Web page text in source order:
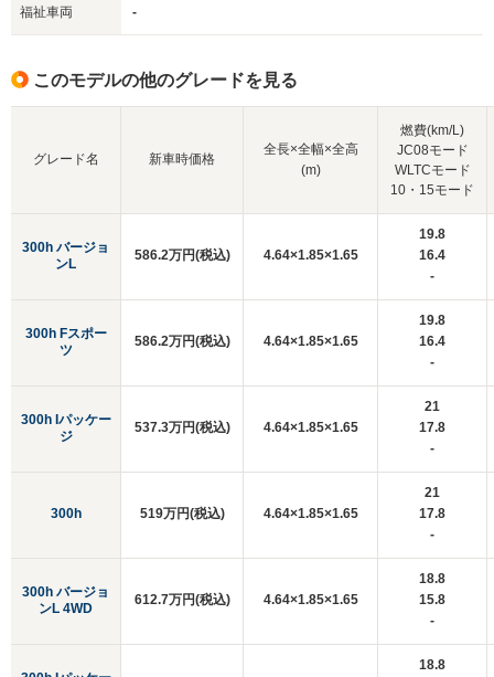
福祉車両 -
このモデルの他のグレードを見る
グレード名
300h バージョ
ンL
300h Fスポー
ツ
300h Iパッケー
ジ
300h
300h バージョ
ンL 4WD
新車時価格
全長×全幅×全高
(m)
燃費(km/L)
JC08モード
WLTCモード
10・15モード
586.2万円(税込) 4.64×1.85×1.65
19.8
16.4
-
586.2万円(税込) 4.64×1.85×1.65
19.8
16.4
-
537.3万円(税込) 4.64×1.85×1.65
21
17.8
-
519万円(税込) 4.64×1.85×1.65
21
17.8
-
612.7万円(税込) 4.64×1.85×1.65
18.8
15.8
-
18.8